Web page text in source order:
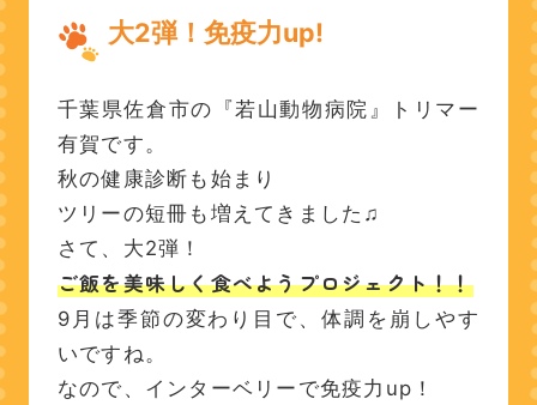
大2弾！免疫力up!
千葉県佐倉市の『若山動物病院』トリマー
有賀です。
秋の健康診断も始まり
ツリーの短冊も増えてきました♫
さて、大2弾！
ご飯を美味しく食べようプロジェクト！！
9月は季節の変わり目で、体調を崩しやす
いですね。
なので、インターベリーで免疫力up！